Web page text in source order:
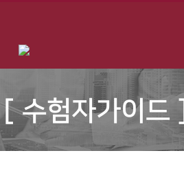
[ 수험자가이드